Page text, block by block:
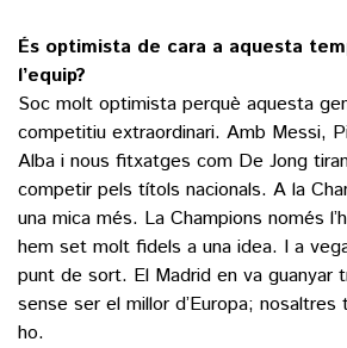
És optimista de cara a aquesta
l’equip?
Soc molt optimista perquè aquesta
competitiu extraordinari. Amb Messi,
Alba i nous fitxatges com De Jong
competir pels títols nacionals. A la
una mica més. La Champions només
hem set molt fidels a una idea. I a
punt de sort. El Madrid en va guanyar
sense ser el millor d’Europa;
ho.